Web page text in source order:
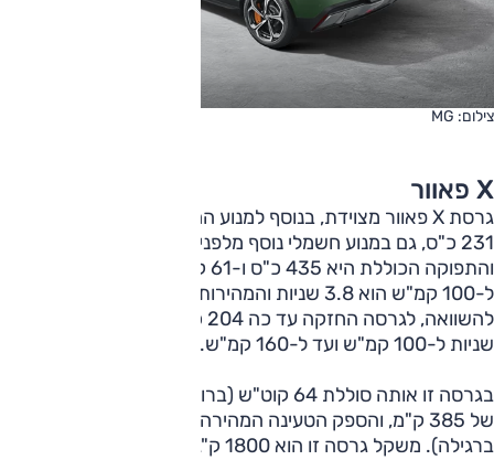
צילום: MG
X פאוור
גרסת X פאוור מצוידת, בנוסף למנוע החשמלי מאחור המייצר
שניות ל-100 קמ"ש ועד ל-160 קמ"ש.
ברגילה). משקל גרסה זו הוא 1800 ק"ג, 115 ק"ג יותר.